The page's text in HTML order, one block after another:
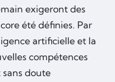
exigeront des
été définies. Par
artificielle et la
compétences
sans doute